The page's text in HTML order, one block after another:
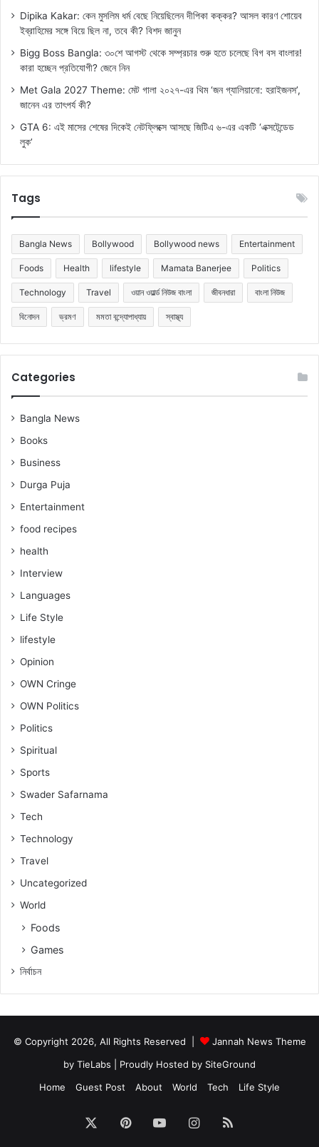
Dipika Kakar: কেন মুসলিম ধর্ম বেছে নিয়েছিলেন দীপিকা কক্কর? আসল কারণ শোয়েব
ইব্রাহিমের সঙ্গে বিয়ে ছিল না, তবে কী? বিশদ জানুন
Bigg Boss Bangla: ৩০শে আগস্ট থেকে সম্প্রচার শুরু হতে চলেছে বিগ বস বাংলার!
কারা হচ্ছেন প্রতিযোগী? জেনে নিন
Met Gala 2027 Theme: মেট গালা ২০২৭-এর থিম ‘জন গ্যালিয়ানো: হরাইজনস’,
জানেন এর তাৎপর্য কী?
GTA 6: এই মাসের শেষের দিকেই নেটফ্লিক্সে আসছে জিটিএ ৬-এর একটি ‘এক্সটেন্ডেড
লুক’
Tags
Bangla News Bollywood Bollywood news Entertainment
Foods Health lifestyle Mamata Banerjee Politics
Technology Travel ওয়ান ওয়ার্ল্ড নিউজ বাংলা জীবনধারা বাংলা নিউজ
বিনোদন ভ্রমণ মমতা বন্দ্যোপাধ্যায় স্বাস্থ্য
Categories
Bangla News
Books
Business
Durga Puja
Entertainment
food recipes
health
Interview
Languages
Life Style
lifestyle
Opinion
OWN Cringe
OWN Politics
Politics
Spiritual
Sports
Swader Safarnama
Tech
Technology
Travel
Uncategorized
World
Foods
Games
নিৰ্বাচন
© Copyright 2026, All Rights Reserved |
Jannah News Theme
by TieLabs | Proudly Hosted by SiteGround
Home
Guest Post About World Tech Life Style
PinterestYouTubeInstagram